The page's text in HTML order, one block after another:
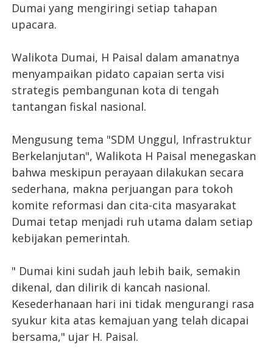
Dumai yang mengiringi setiap tahapan
upacara.
Walikota Dumai, H Paisal dalam amanatnya
menyampaikan pidato capaian serta visi
strategis pembangunan kota di tengah
tantangan fiskal nasional.
Mengusung tema "SDM Unggul, Infrastruktur
Berkelanjutan", Walikota H Paisal menegaskan
bahwa meskipun perayaan dilakukan secara
sederhana, makna perjuangan para tokoh
komite reformasi dan cita-cita masyarakat
Dumai tetap menjadi ruh utama dalam setiap
kebijakan pemerintah.
" Dumai kini sudah jauh lebih baik, semakin
dikenal, dan dilirik di kancah nasional.
Kesederhanaan hari ini tidak mengurangi rasa
syukur kita atas kemajuan yang telah dicapai
bersama," ujar H. Paisal.